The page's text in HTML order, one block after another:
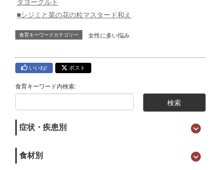
ダヨーグルト
■シジミと菜の花の粒マスタード和え
食育キーワードカテゴリー 女性に多い悩み
いいね! ポスト
食育キーワード内検索:
症状・疾患別
食材別